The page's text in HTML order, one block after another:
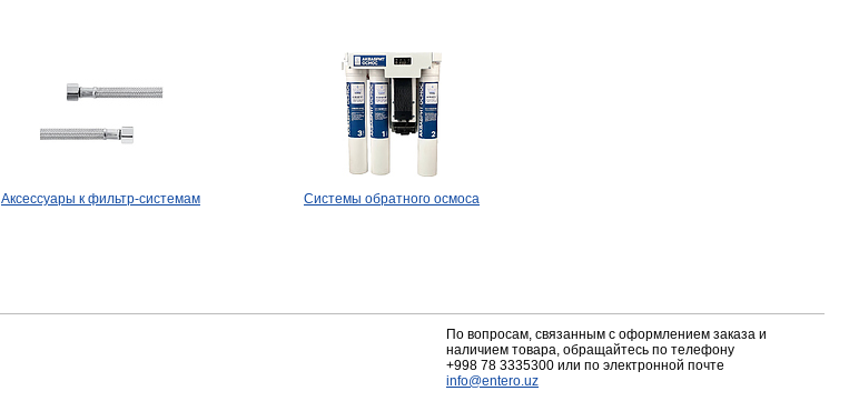
Аксессуары к фильтр-системам Системы обратного осмоса
По вопросам, связанным с оформлением заказа и
наличием товара, обращайтесь по телефону
+998 78 3335300 или по электронной почте
info@entero.uz